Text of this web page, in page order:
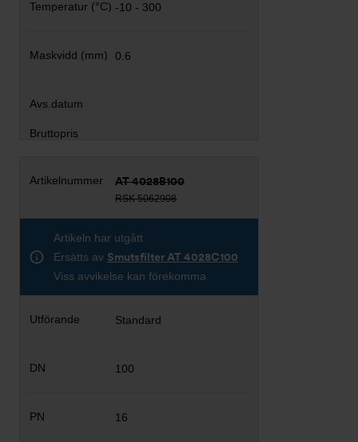
-10 - 300
0.6
AT 4028B100
RSK 5062908
Artikeln har utgått
Ersätts av Smutsfilter AT 4028C100
Viss avvikelse kan förekomma
Standard
100
16